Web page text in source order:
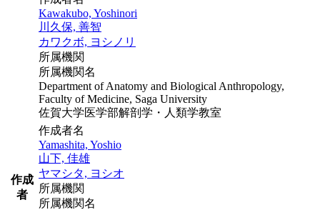
作成
者
Kawakubo, Yoshinori
川久保, 善智
カワクボ, ヨシノリ
所属機関
所属機関名
Department of Anatomy and Biological Anthropology,
Faculty of Medicine, Saga University
佐賀大学医学部解剖学・人類学教室
作成者名
Yamashita, Yoshio
山下, 佳雄
ヤマシタ, ヨシオ
所属機関
所属機関名